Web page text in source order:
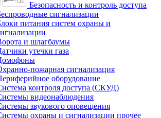
Безопасность и контроль доступа
сигнализации
питания систем охраны и
и шлагбаумы
утечки газа
пожарная сигнализация
оборудование
контроля доступа (СКУД)
видеонаблюдения
звукового оповещения
охраны и сигнализации прочее